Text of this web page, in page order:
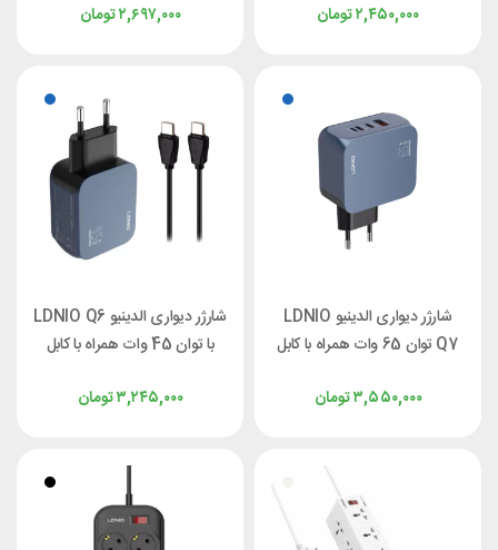
تومان۲,۴۵۰,۰۰۰
تومان۲,۶۹۷,۰۰۰
شارژر دیواری الدینیو LDNIO
Q7 توان 65 وات همراه با کابل
تومان۳,۵۵۰,۰۰۰
شارژر دیواری الدینیو LDNIO Q6
با توان 45 وات همراه با کابل
تومان۳,۲۴۵,۰۰۰